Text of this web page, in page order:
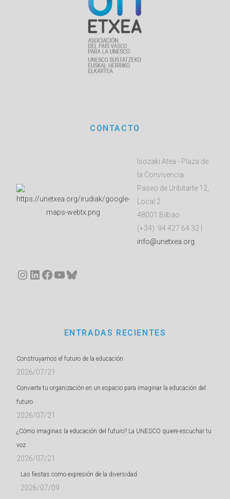
CONTACTO
Isozaki Atea - Plaza de
la Convivencia
Paseo de Uribitarte 12,
Local 2
48001 Bilbao
(+34) 94 427 64 32 |
info@unetxea.org
Instagram
LinkedIn
Facebook
YouTube
Bluesky
ENTRADAS RECIENTES
Construyamos el futuro de la educación
2026/07/21
Convierte tu organización en un espacio para imaginar la educación del
futuro
2026/07/21
¿Cómo imaginas la educación del futuro? La UNESCO quiere escuchar tu
voz
2026/07/21
Las fiestas como expresión de la diversidad
2026/07/09